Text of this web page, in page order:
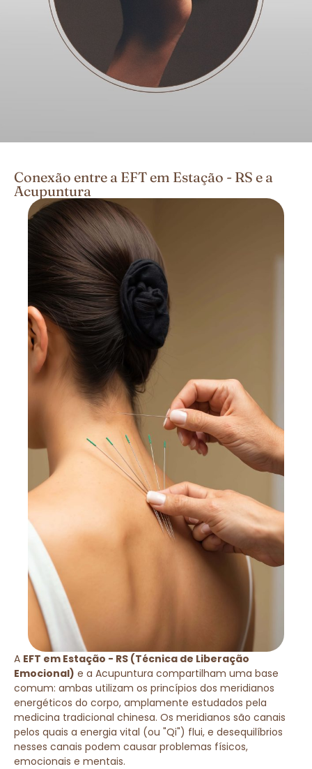
Conexão entre a EFT em Estação - RS e a
Acupuntura
A EFT em Estação - RS (Técnica de Liberação
Emocional) e a Acupuntura compartilham uma base
comum: ambas utilizam os princípios dos meridianos
energéticos do corpo, amplamente estudados pela
medicina tradicional chinesa. Os meridianos são canais
pelos quais a energia vital (ou "Qi") flui, e desequilíbrios
nesses canais podem causar problemas físicos,
emocionais e mentais.